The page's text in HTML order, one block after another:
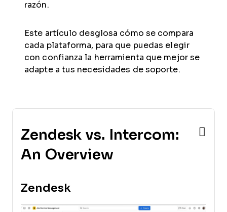
razón.
Este artículo desglosa cómo se compara
cada plataforma, para que puedas elegir
con confianza la herramienta que mejor se
adapte a tus necesidades de soporte.
Zendesk vs. Intercom:
An Overview
Zendesk